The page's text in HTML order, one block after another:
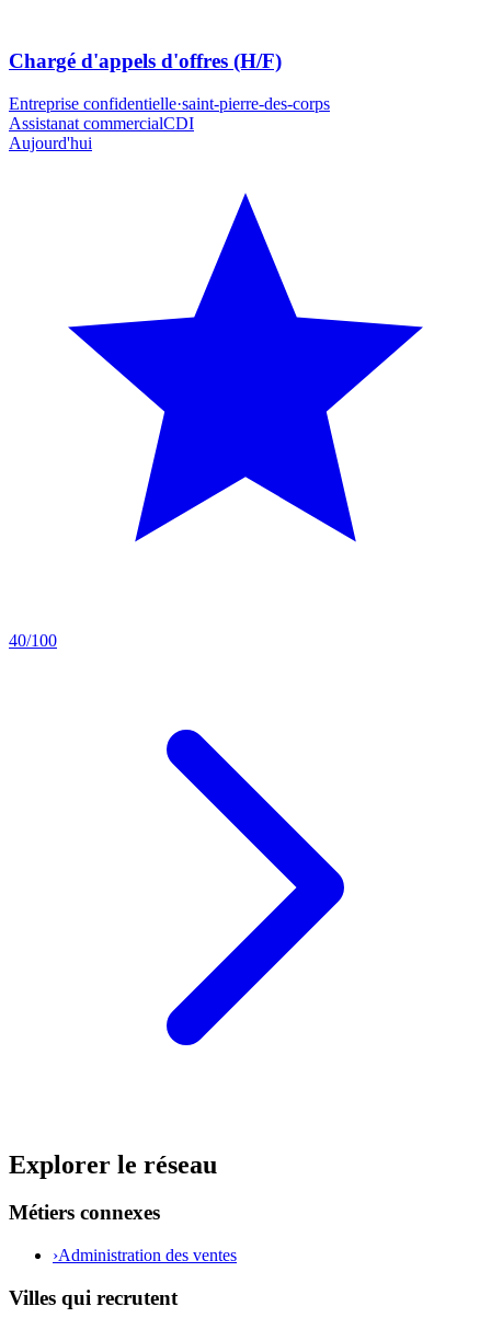
Chargé d'appels d'offres (H/F)
Entreprise confidentielle·saint-pierre-des-corps
Assistanat commercialCDI
Aujourd'hui
40/100
Explorer le réseau
Métiers connexes
›Administration des ventes
Villes qui recrutent